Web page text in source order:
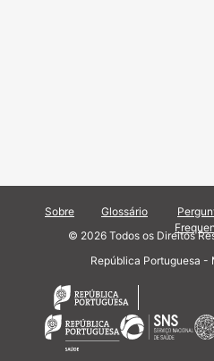
Sobre Glossário
© 2026 Todos os Direitos
República Portuguesa -